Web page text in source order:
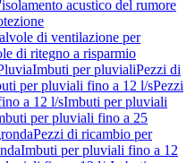
acustico del rumore
di ventilazione per
di ritegno a risparmio
Imbuti per pluvialiPezzi di
per pluviali fino a 12 l/sPezzi
a 12 l/sImbuti per pluviali
per pluviali fino a 25
Pezzi di ricambio per
Imbuti per pluviali fino a 12